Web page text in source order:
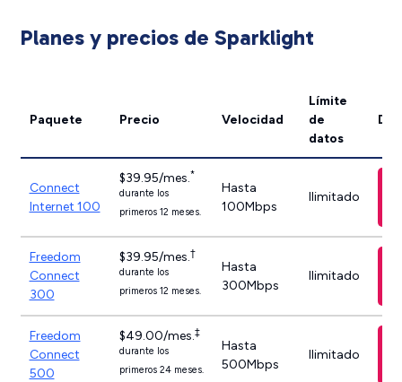
Planes y precios de Sparklight
Paquete Precio Velocidad
Límite
de
datos
Connect
Internet 100
$39.95/mes.*
durante los
primeros 12 meses.
Hasta
100Mbps
Ilimitado
Freedom
Connect
300
$39.95/mes.†
durante los
primeros 12 meses.
Hasta
300Mbps
Ilimitado
Freedom
Connect
500
$49.00/mes.‡
durante los
primeros 24 meses.
Hasta
500Mbps
Ilimitado